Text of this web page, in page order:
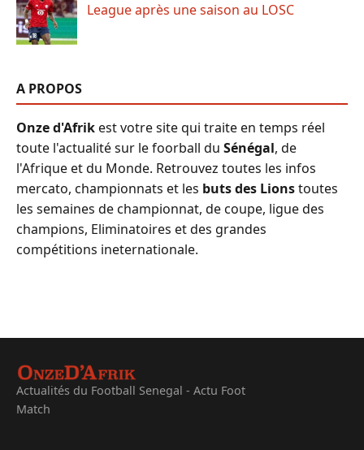
League après une saison au LOSC
A PROPOS
Onze d'Afrikest votre site qui traite en temps réel
toute l'actualité sur le foorball du Sénégal, de
l'Afrique et du Monde. Retrouvez toutes les infos
mercato, championnats et les buts des Lionstoutes
les semaines de championnat, de coupe, ligue des
champions, Eliminatoires et des grandes
compétitions ineternationale.
Actualités du Football Senegal - Actu Foot
Match